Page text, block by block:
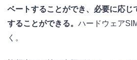
ベートすることができ、必要に応じ
することができる。 ハードウェア
く。